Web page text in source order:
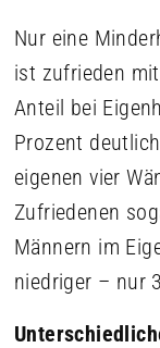
Nur eine
ist zufrieden
Anteil bei
Prozent
eigenen vier
Zufriedenen
Männern im
niedriger – nur